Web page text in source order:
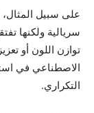
على سبيل المثال،
سريالية ولكنها
توازن اللون أو
الاصطناعي في
التكراري.